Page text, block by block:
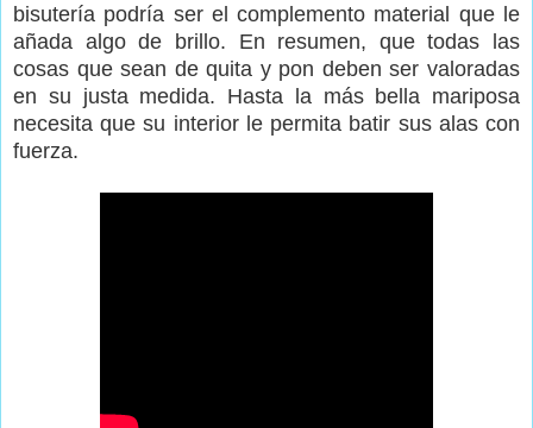
bisutería podría ser el complemento material que le
añada algo de brillo. En resumen, que todas las
cosas que sean de quita y pon deben ser valoradas
en su justa medida. Hasta la más bella mariposa
necesita que su interior le permita batir sus alas con
fuerza.